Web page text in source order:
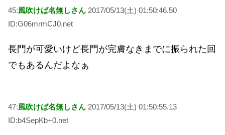
45:風吹けば名無しさん 2017/05/13(土) 01:50:46.50
ID:G06mrmCJ0.net
長門が可愛いけど長門が完膚なきまでに振られた回
でもあるんだよなぁ
47:風吹けば名無しさん 2017/05/13(土) 01:50:55.13
ID:b4SepKb+0.net